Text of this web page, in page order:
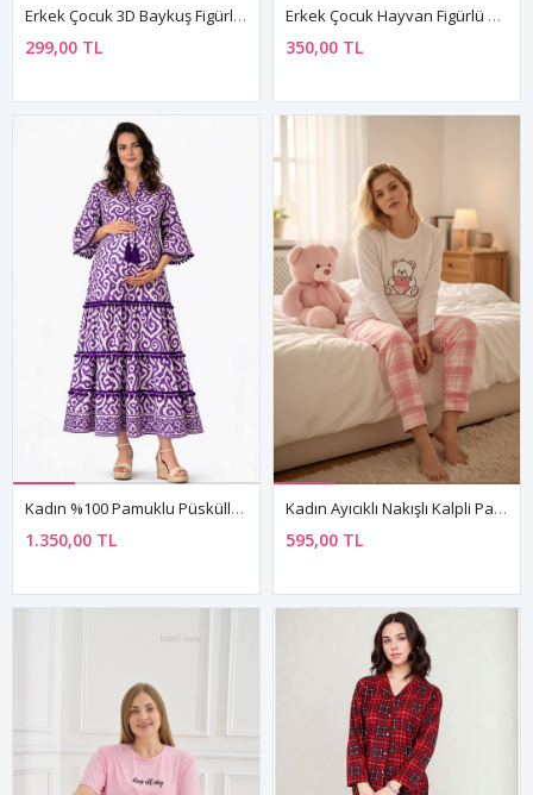
Erkek Çocuk 3D Baykuş Figürlü Eğlenceli Pamuklu Topuksuz Dizaltı Çorap
299,00 TL
Erkek Çocuk Hayvan Figürlü Gri Panduf Kışlık Yumuşak Peluş Ev Kreş Ayakkabısı
350,00 TL
Kadın %100 Pamuklu Püsküllü Mor Bohem Hamile Elbisesi
1.350,00 TL
Kadın Ayıcıklı Nakışlı Kalpli Pamuklu Uzun Kollu Mevsimlik Sevgililer Günü Hediyesi Pijama Takımı
595,00 TL